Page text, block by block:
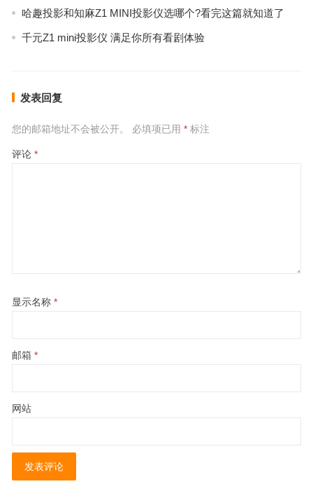
哈趣投影和知麻Z1 MINI投影仪选哪个?看完这篇就知道了
千元Z1 mini投影仪 满足你所有看剧体验
发表回复
您的邮箱地址不会被公开。 必填项已用 *标注
评论 *
显示名称 *
邮箱 *
网站